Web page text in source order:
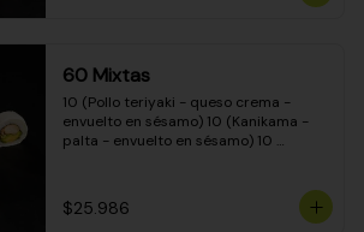
(Pimentón - queso crema - cebollín -
envuelto en masa tempura)
60 Mixtas
10 (Pollo teriyaki - queso crema -
envuelto en sésamo) 10 (Kanikama -
palta - envuelto en sésamo) 10
envuelto en queso crema) 10
(Camarón - queso crema - cebollín -
$25.986